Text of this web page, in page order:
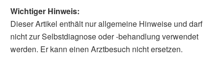
Wichtiger Hinweis:
Dieser Artikel enthält nur allgemeine Hinweise und darf
nicht zur Selbstdiagnose oder -behandlung verwendet
werden. Er kann einen Arztbesuch nicht ersetzen.